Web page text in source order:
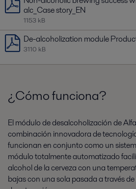
alc_Case story_EN
1153 kB
De-alcoholization module
3110 kB
¿Cómo funciona?
El módulo de desalcoholización de
combinación innovadora de
funcionan en conjunto como un
módulo totalmente automatizado
alcohol de la cerveza con una
bajas con una sola pasada a través